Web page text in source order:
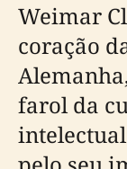
Weimar
coração
farol da